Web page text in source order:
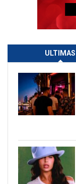
ULTIMAS